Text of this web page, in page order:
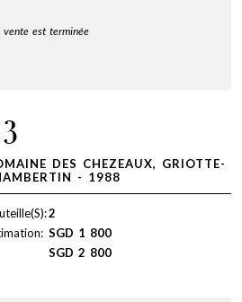
vente est terminée
DES CHEZEAUX, GRIOTTE-
- 1988
2
SGD 1 800
SGD 2 800